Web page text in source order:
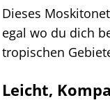
Dieses
egal wo du dich
tropischen
Leicht,